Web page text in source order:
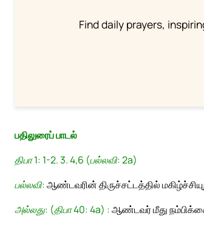
Find daily prayers,
பதிலுரைப் பாடல்
திபா 1: 1-2. 3. 4,6 (பல்லவி: 2a)
பல்லவி:ஆண்டவரின் திருச்சட்டத்தில்
அல்லது: (திபா 40: 4a) :ஆண்டவர் மீது